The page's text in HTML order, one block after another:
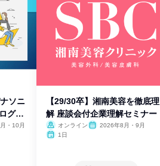
ソニ
グラ
・10月
【29/30卒】湘南美容を徹底理
解 座談会付企業理解セミナー
オンライン
2026年8月・9月
1日